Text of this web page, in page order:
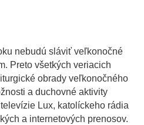
nebudú sláviť veľkonočné
Preto všetkých veriacich
obrady veľkonočného
a duchovné aktivity
Lux, katolíckeho rádia
a internetových prenosov.